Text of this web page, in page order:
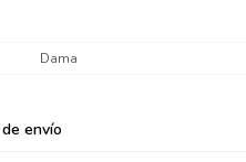
Dama
de envío